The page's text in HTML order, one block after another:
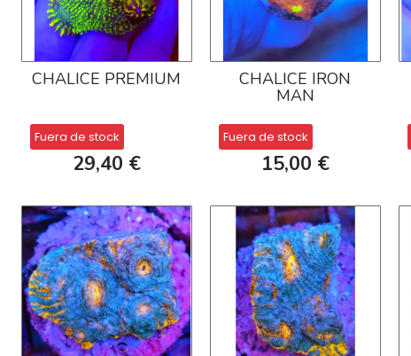
CHALICE PREMIUM
Fuera de stock
29,40 €
CHALICE IRON
MAN
Fuera de stock
15,00 €